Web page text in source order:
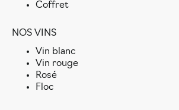
Coffret
NOS VINS
Vin blanc
Vin rouge
Rosé
Floc